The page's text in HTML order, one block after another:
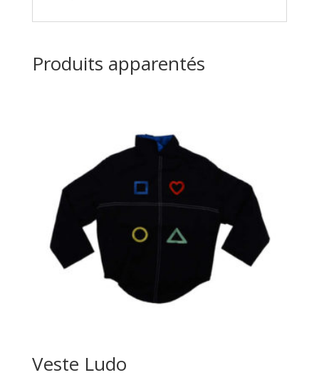
Produits apparentés
Veste Ludo